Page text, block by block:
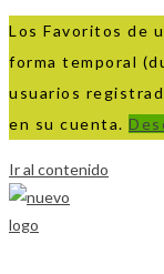
Los Favoritos de
forma temporal
usuarios
en su cuenta.
Ir al contenido